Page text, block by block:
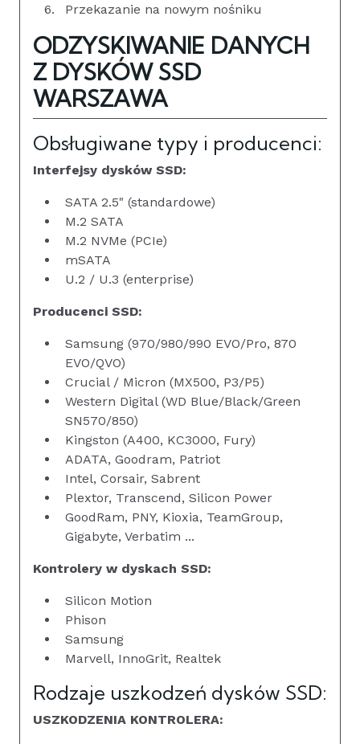
Przekazanie na nowym nośniku
ODZYSKIWANIE DANYCH
Z DYSKÓW SSD
WARSZAWA
Obsługiwane typy i producenci:
Interfejsy dysków SSD:
SATA 2.5" (standardowe)
M.2 SATA
M.2 NVMe (PCIe)
mSATA
U.2 / U.3 (enterprise)
Producenci SSD:
Samsung (970/980/990 EVO/Pro, 870
EVO/QVO)
Crucial / Micron (MX500, P3/P5)
Western Digital (WD Blue/Black/Green
SN570/850)
Kingston (A400, KC3000, Fury)
ADATA, Goodram, Patriot
Intel, Corsair, Sabrent
Plextor, Transcend, Silicon Power
GoodRam, PNY, Kioxia, TeamGroup,
Gigabyte, Verbatim ...
Kontrolery w dyskach SSD:
Silicon Motion
Phison
Samsung
Marvell, InnoGrit, Realtek
Rodzaje uszkodzeń dysków SSD:
USZKODZENIA KONTROLERA: